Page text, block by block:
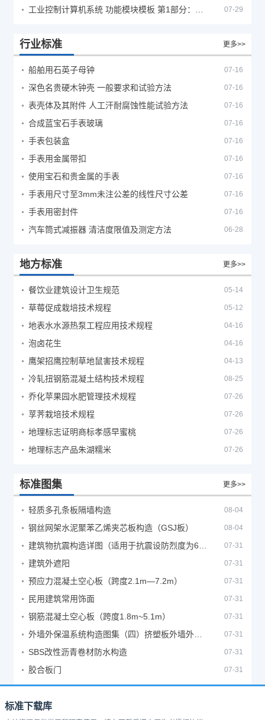
07-29
行业标准 更多>>
船舶用石英子母钟 07-16
深色名贵硬木钟壳 一般要求和试验方法 07-16
表壳体及其附件 人工汗耐腐蚀性能试验方法 07-16
合成蓝宝石手表玻璃 07-16
手表包装盒 07-16
手表用金属带扣 07-16
使用宝石和贵金属的手表 07-16
手表用尺寸至3mm未注公差的线性尺寸公差 07-16
手表用密封件 07-16
汽车筒式减振器 清洁度限值及测定方法 06-28
地方标准 更多>>
餐饮业建筑设计卫生规范 05-14
草莓促成栽培技术规程 05-12
地表水水源热泵工程应用技术规程 04-16
泡卤花生 04-16
鹰架招鹰控制草地鼠害技术规程 04-13
冷轧扭钢筋混凝土结构技术规程 08-25
乔化苹果园水肥管理技术规程 07-26
莩荠栽培技术规程 07-26
地理标志证明商标孝感早蜜桃 07-26
地理标志产品朱湖糯米 07-26
标准图集 更多>>
轻质多孔条板隔墙构造 08-04
钢丝网架水泥聚苯乙烯夹芯板构造（GSJ板） 08-04
07-31
建筑外遮阳 07-31
预应力混凝土空心板（跨度2.1m—7.2m） 07-31
民用建筑常用饰面 07-31
钢筋混凝土空心板（跨度1.8m~5.1m） 07-31
07-31
SBS改性沥青卷材防水构造 07-31
胶合板门 07-31
标准下载库